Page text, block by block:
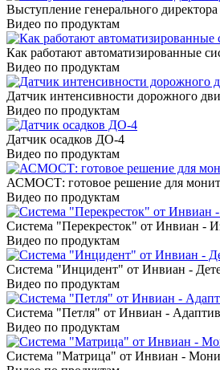
Выступление генерального
Видео по продуктам
Как работают автоматизированные
Видео по продуктам
Датчик интенсивности дорожного
Видео по продуктам
Датчик осадков ДО-4
Видео по продуктам
АСМОСТ: готовое решение для
Видео по продуктам
Система "Перекресток" от Инвиан -
Видео по продуктам
Система "Инцидент" от Инвиан -
Видео по продуктам
Система "Петля" от Инвиан -
Видео по продуктам
Система "Матрица" от Инвиан -